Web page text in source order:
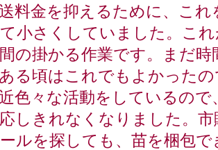
料金を抑えるために、これ
小さくしていました。こ
の掛かる作業です。まだ時
る頃はこれでもよかった
色々な活動をしているので
しきれなくなりました。市
ルを探しても、苗を梱包で